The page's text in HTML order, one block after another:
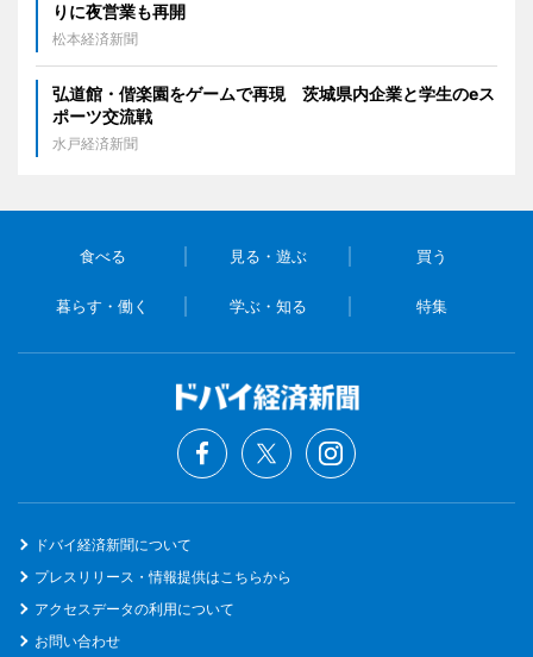
りに夜営業も再開
松本経済新聞
弘道館・偕楽園をゲームで再現 茨城県内企業と学生のeス
ポーツ交流戦
水戸経済新聞
食べる 見る・遊ぶ 買う
暮らす・働く 学ぶ・知る 特集
ドバイ経済新聞について
プレスリリース・情報提供はこちらから
アクセスデータの利用について
お問い合わせ